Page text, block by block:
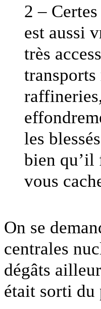
2 –
est aussi
très
les
bien qu’il
vous
On se
centrales
dégâts
était sorti du